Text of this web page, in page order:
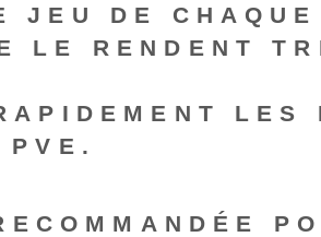
JEU DE
LE RENDENT
LES